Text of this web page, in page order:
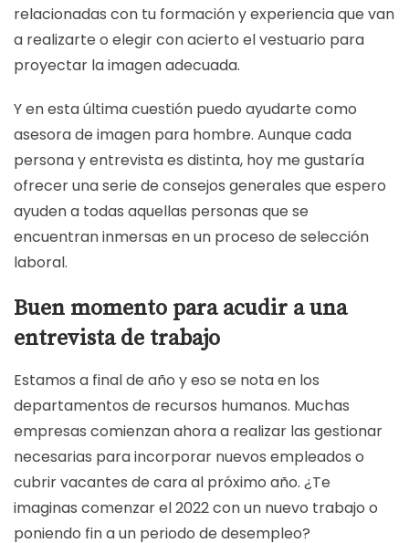
relacionadas con tu formación y experiencia que van
a realizarte o elegir con acierto el vestuario para
proyectar la imagen adecuada.
Y en esta última cuestión puedo ayudarte como
asesora de imagen para hombre. Aunque cada
persona y entrevista es distinta, hoy me gustaría
ofrecer una serie de consejos generales que espero
ayuden a todas aquellas personas que se
encuentran inmersas en un proceso de selección
laboral.
Buen momento para acudir a una
entrevista de trabajo
Estamos a final de año y eso se nota en los
departamentos de recursos humanos. Muchas
empresas comienzan ahora a realizar las gestionar
necesarias para incorporar nuevos empleados o
cubrir vacantes de cara al próximo año. ¿Te
imaginas comenzar el 2022 con un nuevo trabajo o
poniendo fin a un periodo de desempleo?